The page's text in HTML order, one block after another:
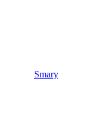
Smary